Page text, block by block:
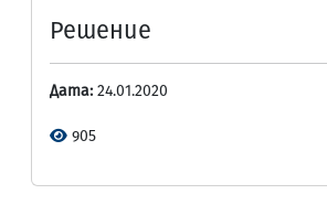
Решение
Дата: 24.01.2020
905